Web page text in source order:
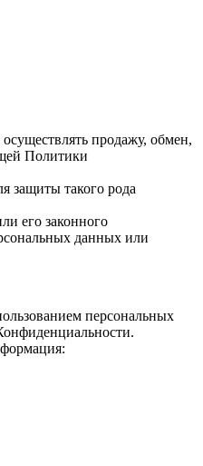
продажу, обмен,
Политики
защиты такого рода
его законного
данных или
персональных